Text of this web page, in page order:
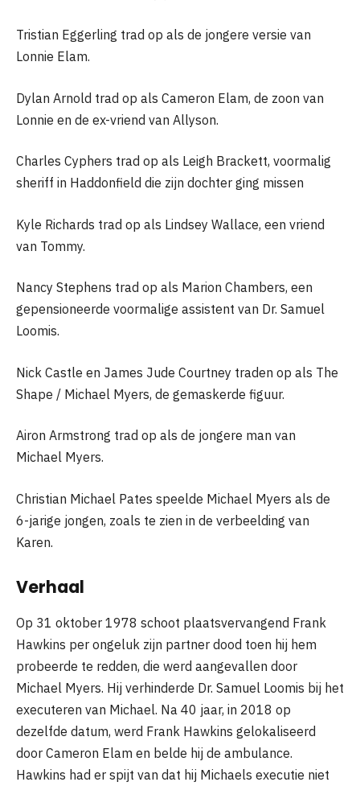
Tristian Eggerling trad op als de jongere versie van
Lonnie Elam.
Dylan Arnold trad op als Cameron Elam, de zoon van
Lonnie en de ex-vriend van Allyson.
Charles Cyphers trad op als Leigh Brackett, voormalig
sheriff in Haddonfield die zijn dochter ging missen
Kyle Richards trad op als Lindsey Wallace, een vriend
van Tommy.
Nancy Stephens trad op als Marion Chambers, een
gepensioneerde voormalige assistent van Dr. Samuel
Loomis.
Nick Castle en James Jude Courtney traden op als The
Shape / Michael Myers, de gemaskerde figuur.
Airon Armstrong trad op als de jongere man van
Michael Myers.
Christian Michael Pates speelde Michael Myers als de
6-jarige jongen, zoals te zien in de verbeelding van
Karen.
Verhaal
Op 31 oktober 1978 schoot plaatsvervangend Frank
Hawkins per ongeluk zijn partner dood toen hij hem
probeerde te redden, die werd aangevallen door
Michael Myers. Hij verhinderde Dr. Samuel Loomis bij het
executeren van Michael. Na 40 jaar, in 2018 op
dezelfde datum, werd Frank Hawkins gelokaliseerd
door Cameron Elam en belde hij de ambulance.
Hawkins had er spijt van dat hij Michaels executie niet